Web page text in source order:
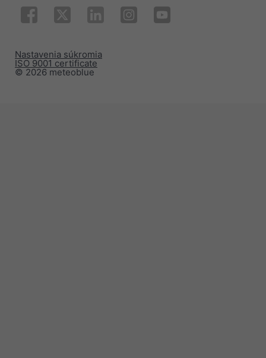
© 2026 meteoblue
ISO 9001 certificate
Nastavenia súkromia